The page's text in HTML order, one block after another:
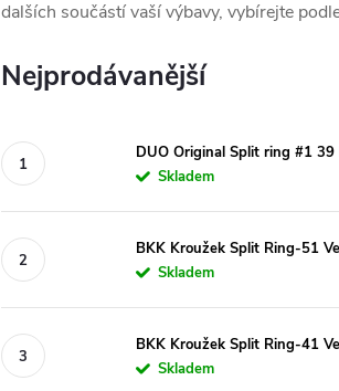
dalších součástí vaší výbavy, vybírejte
Nejprodávanější
DUO Original Split ring #1 39
Skladem
BKK Kroužek Split Ring-51
Skladem
BKK Kroužek Split Ring-41
Skladem